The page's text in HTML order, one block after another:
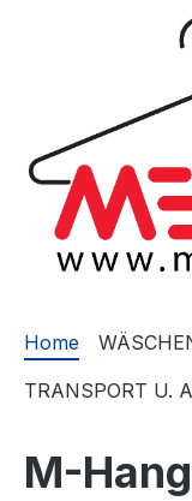
Zur
Home
TRANSPORT U.
M-